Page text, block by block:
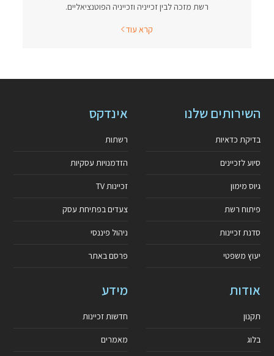
רשת מזכה לבין זכייניה וזכייניה הפוטנציאליים.
קרא עוד
השירותים שלנו
בדיקת כדאיות
סיוע לזכיינים
גיוס מימון
פיתוח רשת
סדנת זכיינות
יעוץ משפטי
אינדקס
רשתות
הזדמנויות עסקיות
זכיינות TV
צעדים בפתיחת עסק
ניהול פיננסי
פרסם באתר
אודות
תקנון
בלוג
מידע
חדשות זכיינות
מאמרים